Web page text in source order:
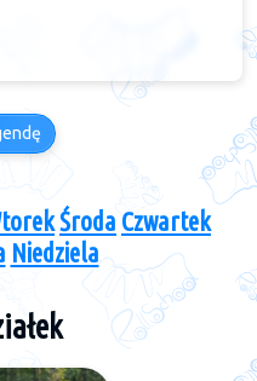
Środa Czwartek
Niedziela